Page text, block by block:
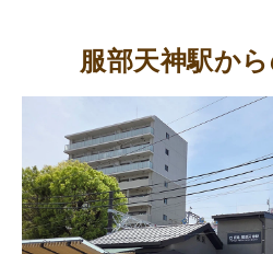
服部天神駅か